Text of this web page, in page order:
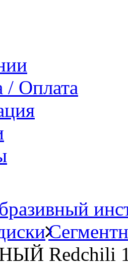
/ Оплата
Redchili